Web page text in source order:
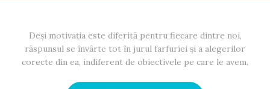
Deși motivația este diferită pentru fiecare dintre noi,
răspunsul se învârte tot în jurul farfuriei și a alegerilor
corecte din ea, indiferent de obiectivele pe care le avem.